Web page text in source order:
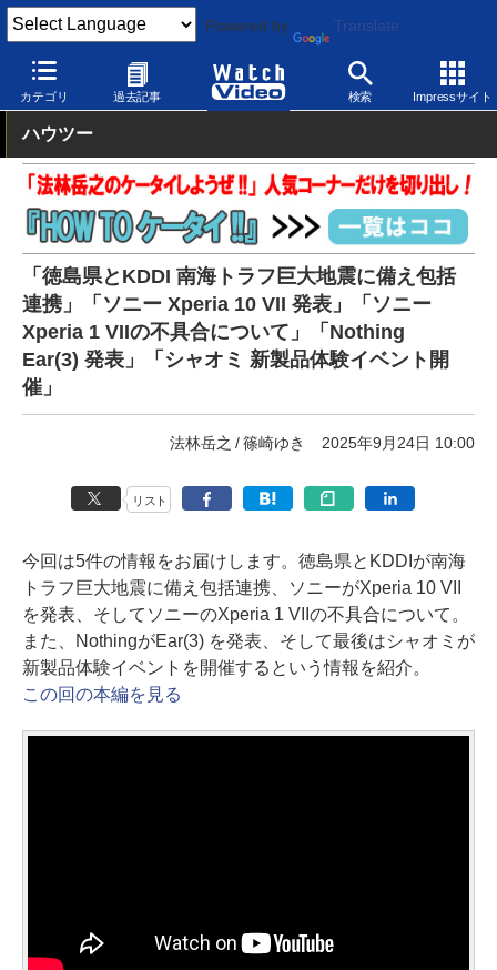
Powered by Translate
カテゴリ 過去記事 検索 Impressサイト
Watch Video 発表会 その他
ハウツー
「徳島県とKDDI 南海トラフ巨大地震に備え包括
連携」「ソニー Xperia 10 VII 発表」「ソニー
Xperia 1 VIIの不具合について」「Nothing
Ear(3) 発表」「シャオミ 新製品体験イベント開
催」
法林岳之 篠崎ゆき 2025年9月24日 10:00
リスト
今回は5件の情報をお届けします。徳島県とKDDIが南海
トラフ巨大地震に備え包括連携、ソニーがXperia 10 VII
を発表、そしてソニーのXperia 1 VIIの不具合について。
また、NothingがEar(3) を発表、そして最後はシャオミが
新製品体験イベントを開催するという情報を紹介。
この回の本編を見る